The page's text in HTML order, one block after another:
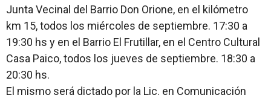
Junta Vecinal del Barrio Don Orione, en el kilómetro
km 15, todos los miércoles de septiembre. 17:30 a
19:30 hs y en el Barrio El Frutillar, en el Centro Cultural
Casa Paico, todos los jueves de septiembre. 18:30 a
20:30 hs.
El mismo será dictado por la Lic. en Comunicación